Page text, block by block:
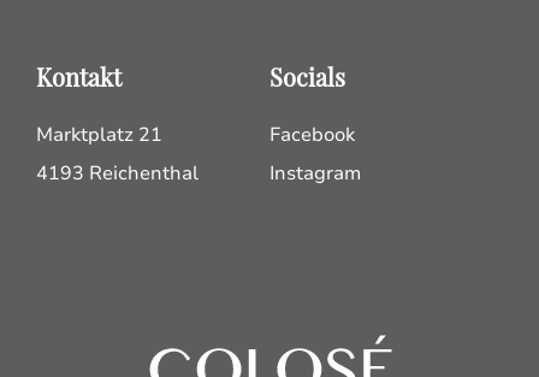
Kontakt
Marktplatz 21
4193 Reichenthal
Socials
Facebook
Instagram